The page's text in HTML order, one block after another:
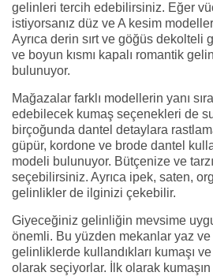
gelinleri tercih edebilirsiniz. Eğer
istiyorsanız düz ve A kesim
Ayrıca derin sırt ve göğüs dekolteli
ve boyun kısmı kapalı romantik
bulunuyor.
Mağazalar farklı modellerin yanı
edebilecek kumaş seçenekleri de
birçoğunda dantel detaylara
güpür, kordone ve brode dantel
modeli bulunuyor. Bütçenize ve
seçebilirsiniz. Ayrıca ipek, saten,
gelinlikler de ilginizi çekebilir.
Giyeceğiniz gelinliğin mevsime
önemli. Bu yüzden mekanlar yaz ve
gelinliklerde kullandıkları kumaşı
olarak seçiyorlar. İlk olarak